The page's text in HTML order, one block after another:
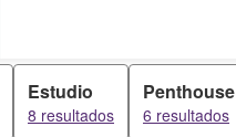
Estudio
8 resultados
Penthouse
6 resultados